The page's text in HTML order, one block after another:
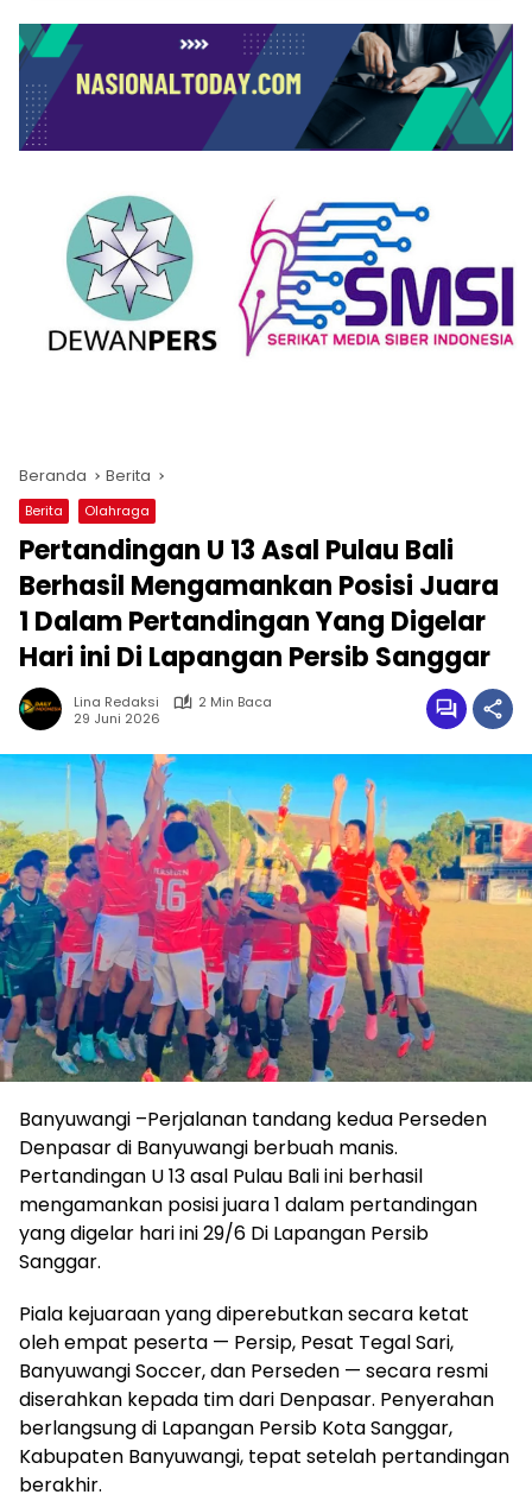
Beranda Berita
Berita Olahraga
Pertandingan U 13 Asal Pulau Bali
Berhasil Mengamankan Posisi Juara
1 Dalam Pertandingan Yang Digelar
Hari ini Di Lapangan Persib Sanggar
Lina Redaksi
2 Min Baca
29 Juni 2026
Banyuwangi –Perjalanan tandang kedua Perseden
Denpasar di Banyuwangi berbuah manis.
Pertandingan U 13 asal Pulau Bali ini berhasil
mengamankan posisi juara 1 dalam pertandingan
yang digelar hari ini 29/6 Di Lapangan Persib
Sanggar.
Piala kejuaraan yang diperebutkan secara ketat
oleh empat peserta — Persip, Pesat Tegal Sari,
Banyuwangi Soccer, dan Perseden — secara resmi
diserahkan kepada tim dari Denpasar. Penyerahan
berlangsung di Lapangan Persib Kota Sanggar,
Kabupaten Banyuwangi, tepat setelah pertandingan
berakhir.